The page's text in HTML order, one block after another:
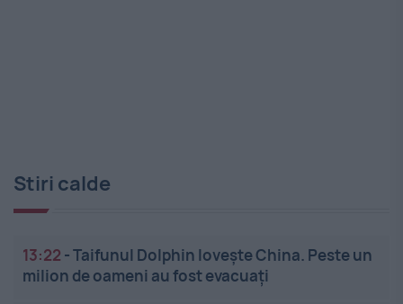
Stiri calde
13:22 -Taifunul Dolphin lovește China. Peste un
milion de oameni au fost evacuați